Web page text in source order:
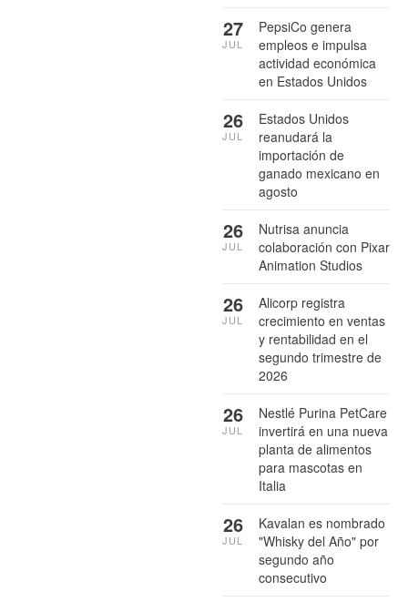
PepsiCo genera
empleos e impulsa
actividad económica
en Estados Unidos
27
JUL
Estados Unidos
reanudará la
importación de
ganado mexicano en
agosto
26
JUL
Nutrisa anuncia
colaboración con Pixar
Animation Studios
26
JUL
Alicorp registra
crecimiento en ventas
y rentabilidad en el
segundo trimestre de
2026
26
JUL
Nestlé Purina PetCare
invertirá en una nueva
planta de alimentos
para mascotas en
Italia
26
JUL
Kavalan es nombrado
"Whisky del Año" por
segundo año
consecutivo
26
JUL